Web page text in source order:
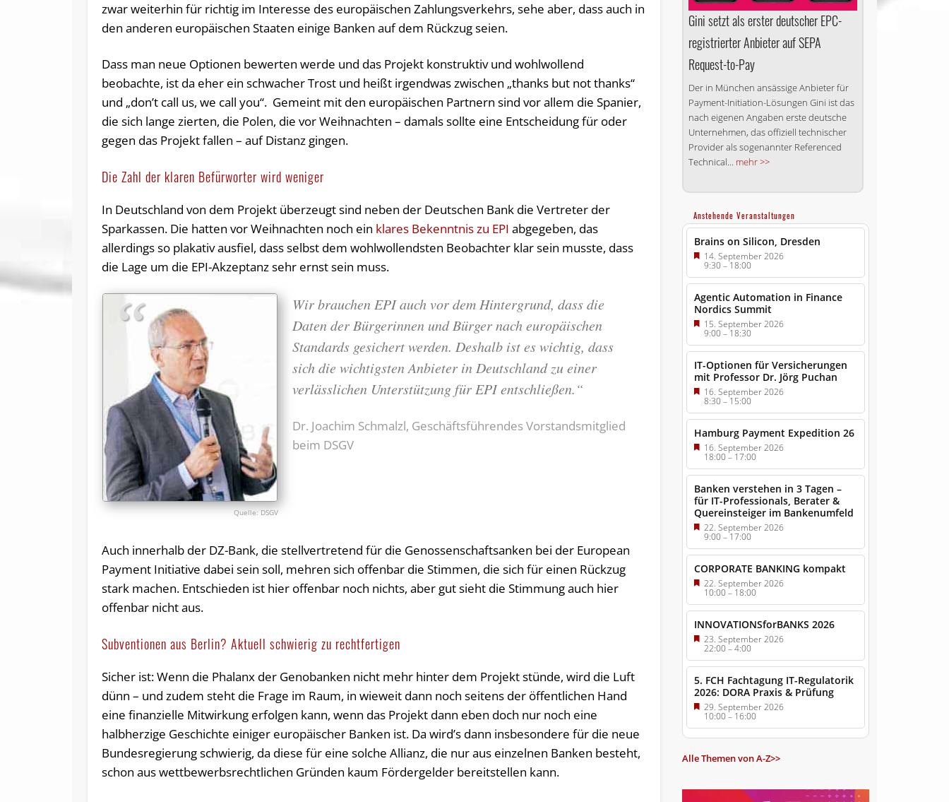
zwar weiterhin für richtig im Interesse des europäischen Zahlungsverkehrs, sehe aber, dass auch in
den anderen europäischen Staaten einige Banken auf dem Rückzug seien.
Dass man neue Optionen bewerten werde und das Projekt konstruktiv und wohlwollend
beobachte, ist da eher ein schwacher Trost und heißt irgendwas zwischen „thanks but not thanks“
und „don’t call us, we call you“. Gemeint mit den europäischen Partnern sind vor allem die Spanier,
die sich lange zierten, die Polen, die vor Weihnachten – damals sollte eine Entscheidung für oder
gegen das Projekt fallen – auf Distanz gingen.
Die Zahl der klaren Befürworter wird weniger
In Deutschland von dem Projekt überzeugt sind neben der Deutschen Bank die Vertreter der
Sparkassen. Die hatten vor Weihnachten noch ein klares Bekenntnis zu EPI abgegeben, das
allerdings so plakativ ausfiel, dass selbst dem wohlwollendsten Beobachter klar sein musste, dass
die Lage um die EPI-Akzeptanz sehr ernst sein muss.
DSGV
Wir brauchen EPI auch vor dem Hintergrund, dass die
Daten der Bürgerinnen und Bürger nach europäischen
Standards gesichert werden. Deshalb ist es wichtig, dass
sich die wichtigsten Anbieter in Deutschland zu einer
verlässlichen Unterstützung für EPI entschließen.“
Dr. Joachim Schmalzl, Geschäftsführendes Vorstandsmitglied
beim DSGV
Auch innerhalb der DZ-Bank, die stellvertretend für die Genossenschaftsanken bei der European
Payment Initiative dabei sein soll, mehren sich offenbar die Stimmen, die sich für einen Rückzug
stark machen. Entschieden ist hier offenbar noch nichts, aber gut sieht die Stimmung auch hier
offenbar nicht aus.
Subventionen aus Berlin? Aktuell schwierig zu rechtfertigen
Sicher ist: Wenn die Phalanx der Genobanken nicht mehr hinter dem Projekt stünde, wird die Luft
dünn – und zudem steht die Frage im Raum, in wieweit dann noch seitens der öffentlichen Hand
eine finanzielle Mitwirkung erfolgen kann, wenn das Projekt dann eben doch nur noch eine
halbherzige Geschichte einiger europäischer Banken ist. Da wird’s dann insbesondere für die neue
Bundesregierung schwierig, da diese für eine solche Allianz, die nur aus einzelnen Banken besteht,
schon aus wettbewerbsrechtlichen Gründen kaum Fördergelder bereitstellen kann.
Gini setzt als erster deutscher EPC-
registrierter Anbieter auf SEPA
Request-to-Pay
Der in München ansässige Anbieter für
Payment-Initiation-Lösungen Gini ist das
nach eigenen Angaben erste deutsche
Unternehmen, das offiziell technischer
Provider als sogenannter Referenced
Technical... mehr >>
Anstehende Veranstaltungen
Brains on Silicon, Dresden
14. September 2026
9:30–18:00
Agentic Automation in Finance
Nordics Summit
15. September 2026
9:00–18:30
IT-Optionen für Versicherungen
mit Professor Dr. Jörg Puchan
16. September 2026
8:30–15:00
Hamburg Payment Expedition 26
16. September 2026
18:00– 17:00
Banken verstehen in 3 Tagen –
für IT-Professionals, Berater &
Quereinsteiger im Bankenumfeld
22. September 2026
9:00–17:00
CORPORATE BANKING kompakt
22. September 2026
10:00– 18:00
INNOVATIONSforBANKS 2026
23. September 2026
22:00–4:00
5. FCH Fachtagung IT-Regulatorik
2026: DORA Praxis & Prüfung
29. September 2026
10:00– 16:00
Alle Themen von A-Z>>